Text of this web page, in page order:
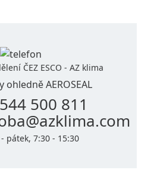
ČEZ ESCO - AZ klima
ohledně AEROSEAL
500 811
pátek, 7:30 - 15:30